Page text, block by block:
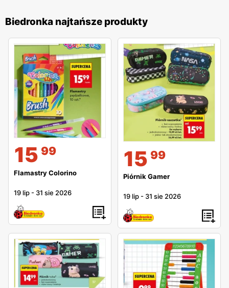
Biedronka najtańsze produkty
15 99
Flamastry Colorino
19 lip - 31 sie 2026
15 99
Piórnik Gamer
19 lip - 31 sie 2026